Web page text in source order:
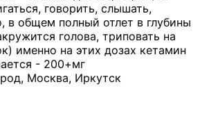
говорить, слышать,
в общем полный отлет в глубины
голова, триповать на
именно на этих дозах кетамин
- 200+мг
Москва, Иркутск